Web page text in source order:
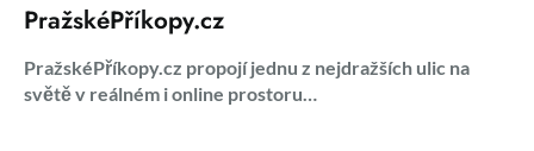
PražskéPříkopy.cz
PražskéPříkopy.cz propojí jednu z nejdražších ulic na
světě v reálném i online prostoru…